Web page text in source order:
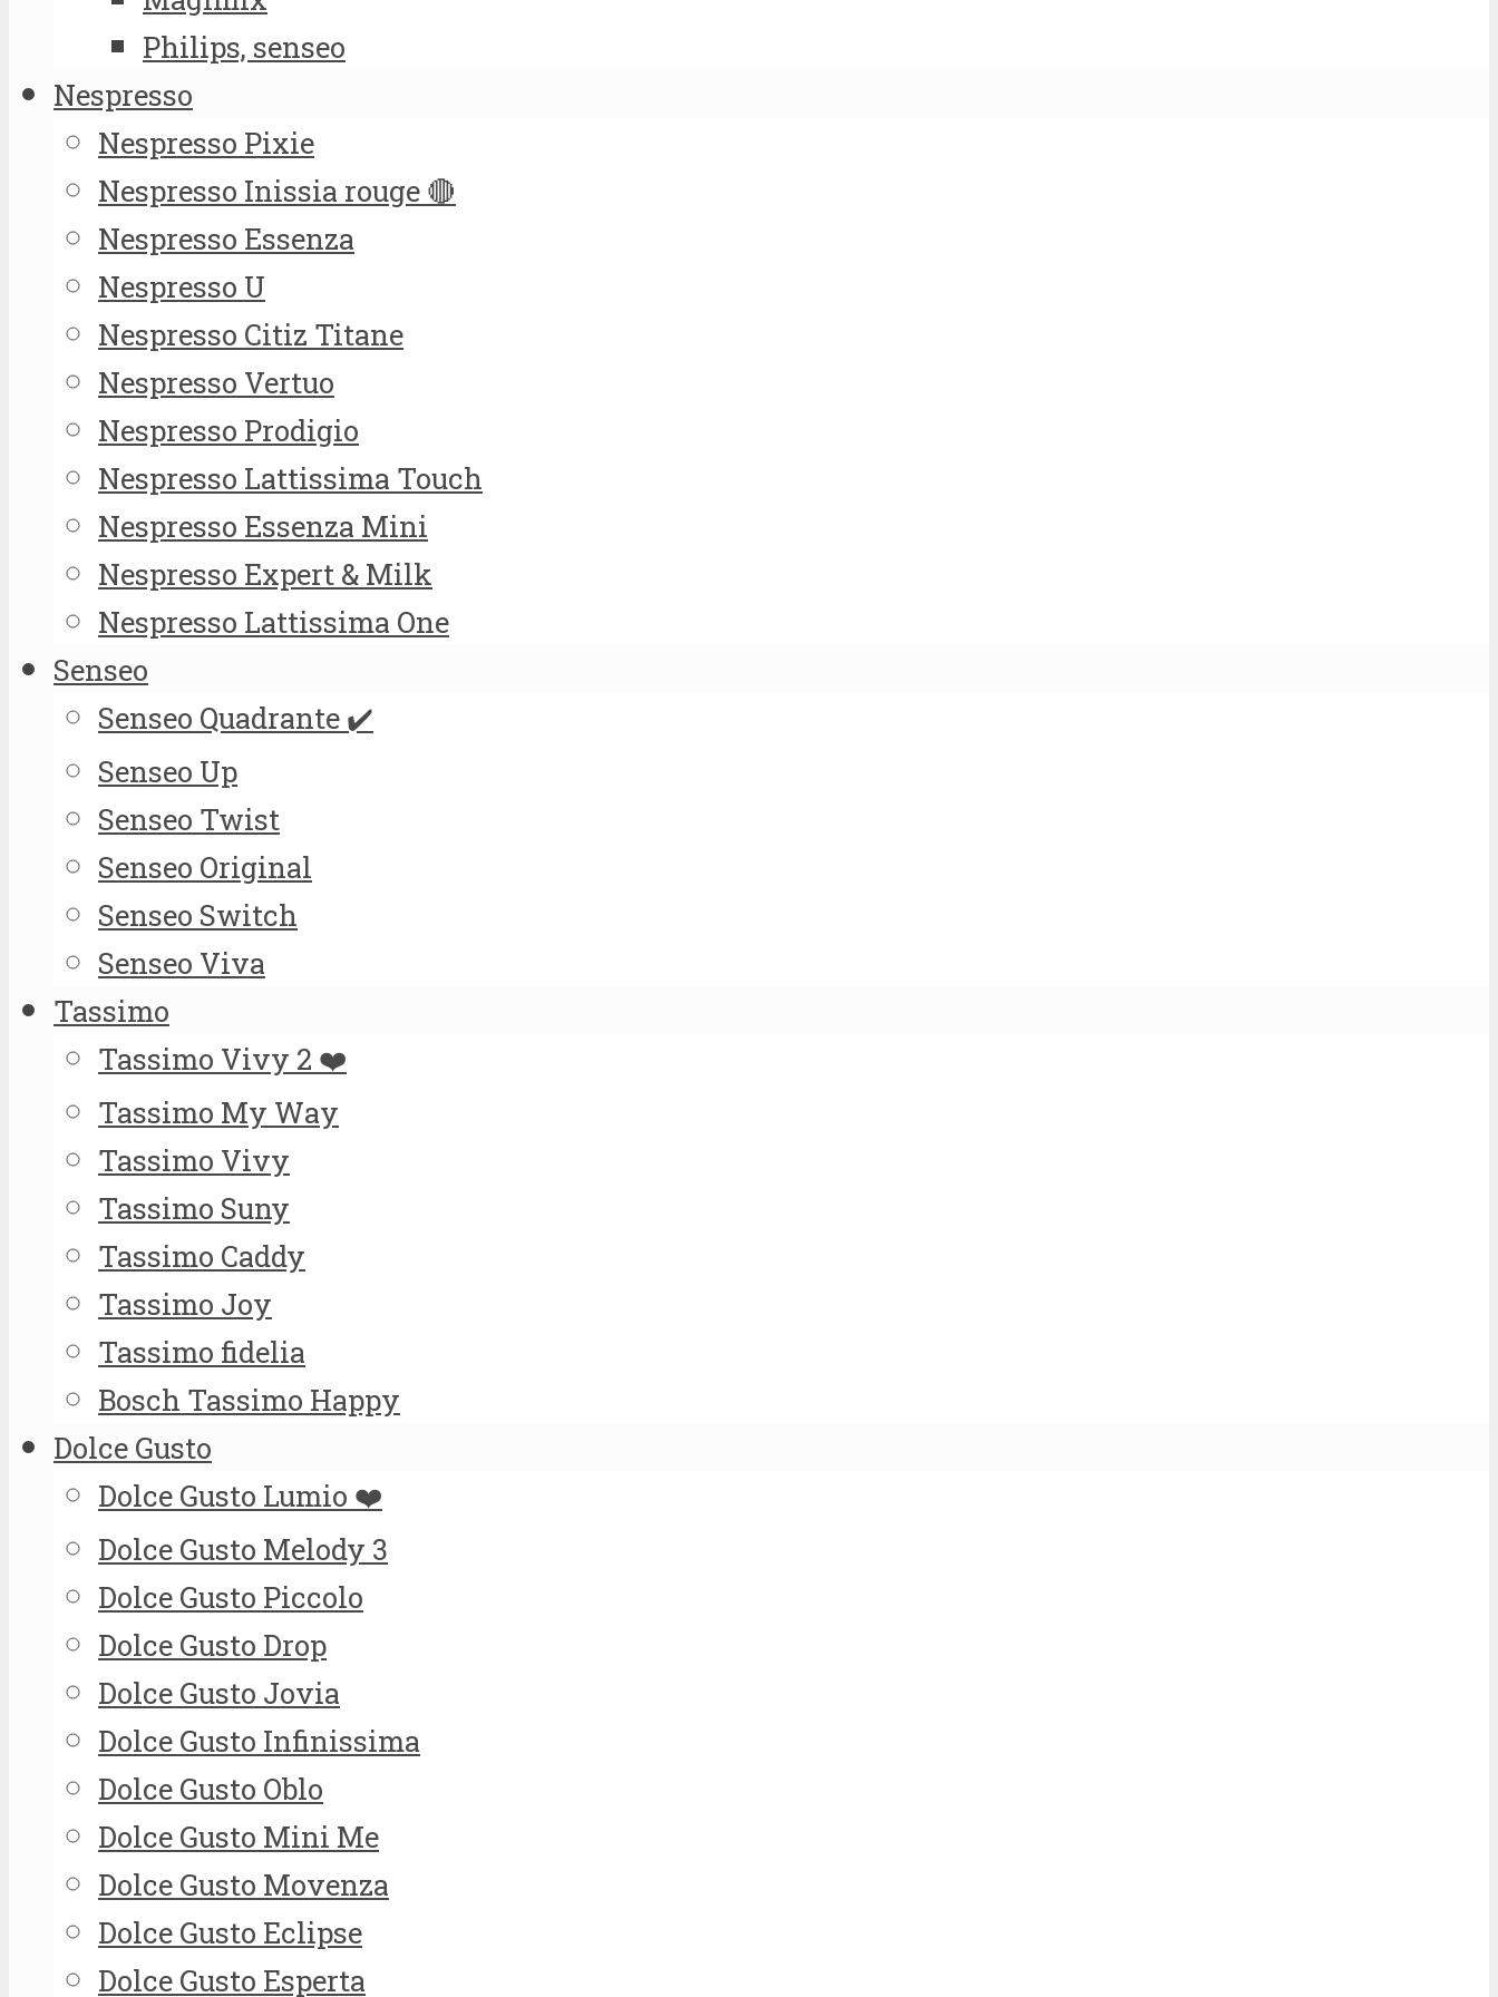
Philips, senseo
Nespresso
Nespresso Pixie
Nespresso Inissia rouge 🔴
Nespresso Essenza
Nespresso U
Nespresso Citiz Titane
Nespresso Vertuo
Nespresso Prodigio
Nespresso Lattissima Touch
Nespresso Essenza Mini
Nespresso Expert & Milk
Nespresso Lattissima One
Senseo
Senseo Quadrante ✔️
Senseo Up
Senseo Twist
Senseo Original
Senseo Switch
Senseo Viva
Tassimo
Tassimo Vivy 2 ❤️
Tassimo My Way
Tassimo Vivy
Tassimo Suny
Tassimo Caddy
Tassimo Joy
Tassimo fidelia
Bosch Tassimo Happy
Dolce Gusto
Dolce Gusto Lumio ❤️
Dolce Gusto Melody 3
Dolce Gusto Piccolo
Dolce Gusto Drop
Dolce Gusto Jovia
Dolce Gusto Infinissima
Dolce Gusto Oblo
Dolce Gusto Mini Me
Dolce Gusto Movenza
Dolce Gusto Eclipse
Dolce Gusto Esperta